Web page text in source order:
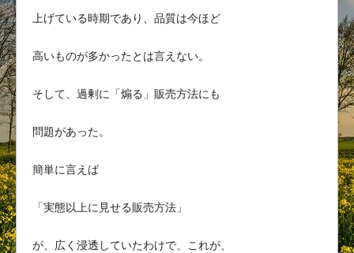
上げている時期であり、品質は今ほど
高いものが多かったとは言えない。
そして、過剰に「煽る」販売方法にも
問題があった。
簡単に言えば
「実態以上に見せる販売方法」
が、広く浸透していたわけで、これが、